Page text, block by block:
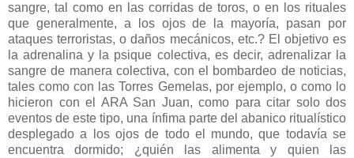
sangre, tal como en las corridas de toros, o en los rituales
que generalmente, a los ojos de la mayoría, pasan por
ataques terroristas, o daños mecánicos, etc.? El objetivo es
la adrenalina y la psique colectiva, es decir, adrenalizar la
sangre de manera colectiva, con el bombardeo de noticias,
tales como con las Torres Gemelas, por ejemplo, o como lo
hicieron con el ARA San Juan, como para citar solo dos
eventos de este tipo, una ínfima parte del abanico ritualístico
desplegado a los ojos de todo el mundo, que todavía se
encuentra dormido; ¿quién las alimenta y quien las